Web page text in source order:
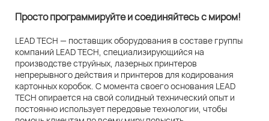
Просто программируйте и соединяйтесь с миром!
LEAD TECH — поставщик оборудования в составе группы
компаний LEAD TECH, специализирующийся на
производстве струйных, лазерных принтеров
непрерывного действия и принтеров для кодирования
картонных коробок. С момента своего основания LEAD
TECH опирается на свой солидный технический опыт и
постоянно использует передовые технологии, чтобы